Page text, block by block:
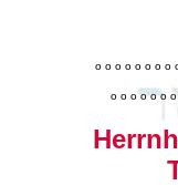
o o o o o o o o
o o o o o o o